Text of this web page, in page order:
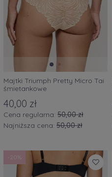
Majtki Triumph Pretty Micro Tai
śmietankowe
40,00 zł
Cena regularna: 50,00 zł
Najniższa cena: 50,00 zł
-20%